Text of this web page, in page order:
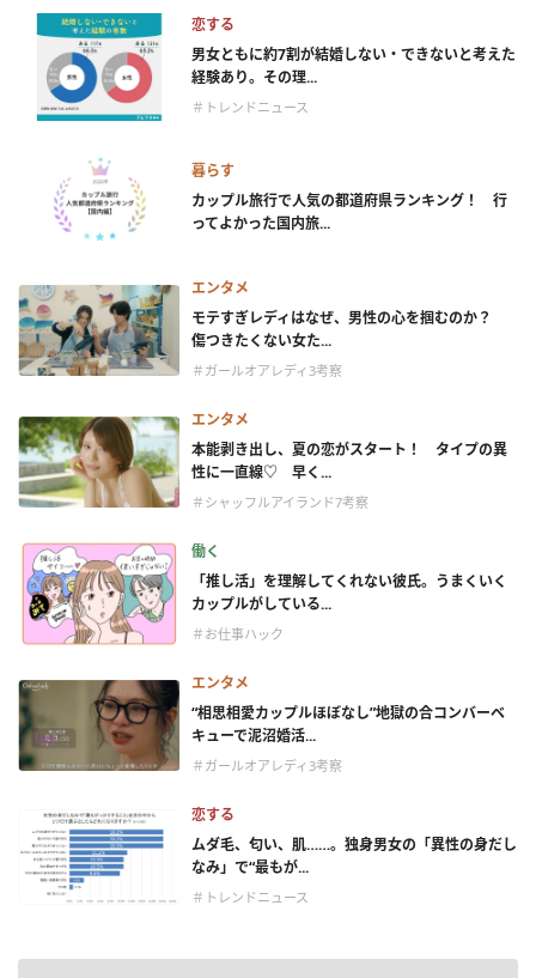
恋する
男女ともに約7割が結婚しない・できないと考えた
経験あり。その理...
＃トレンドニュース
暮らす
カップル旅行で人気の都道府県ランキング！ 行
ってよかった国内旅...
エンタメ
モテすぎレディはなぜ、男性の心を掴むのか？
傷つきたくない女た...
＃ガールオアレディ3考察
エンタメ
本能剥き出し、夏の恋がスタート！ タイプの異
性に一直線♡ 早く...
＃シャッフルアイランド7考察
働く
「推し活」を理解してくれない彼氏。うまくいく
カップルがしている...
＃お仕事ハック
エンタメ
“相思相愛カップルほぼなし”地獄の合コンバーベ
キューで泥沼婚活...
＃ガールオアレディ3考察
恋する
ムダ毛、匂い、肌……。独身男女の「異性の身だし
なみ」で“最もが...
＃トレンドニュース